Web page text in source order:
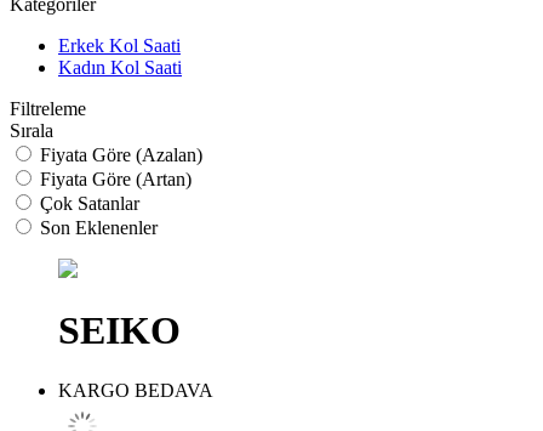
Kategoriler
Erkek Kol Saati
Kadın Kol Saati
Filtreleme
Sırala
Fiyata Göre (Azalan)
Fiyata Göre (Artan)
Çok Satanlar
Son Eklenenler
SEIKO
KARGO BEDAVA